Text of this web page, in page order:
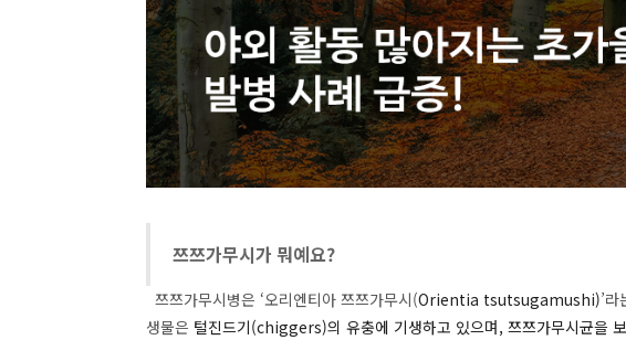
쯔쯔가무시가 뭐예요?
쯔쯔가무시병은 ‘오리엔티아 쯔쯔가무시(Orientia tsutsugamushi)’라
생물은 털진드기(chiggers)의 유충에 기생하고 있으며, 쯔쯔가무시균을